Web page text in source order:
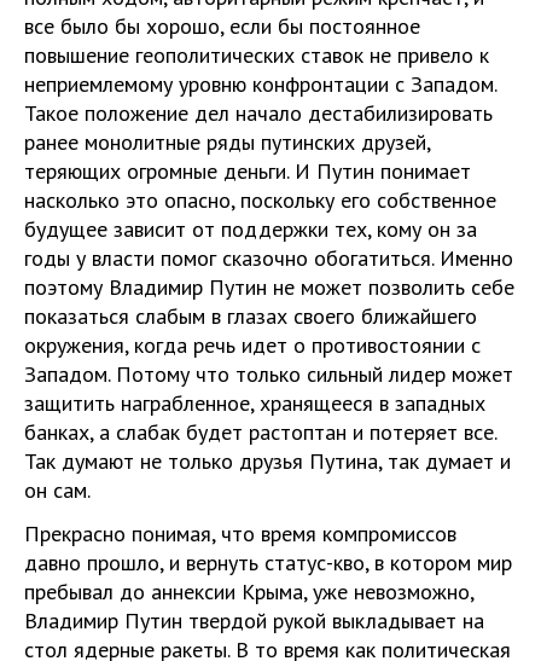
все было бы хорошо, если бы постоянное
повышение геополитических ставок не привело к
неприемлемому уровню конфронтации с Западом.
Такое положение дел начало дестабилизировать
ранее монолитные ряды путинских друзей,
теряющих огромные деньги. И Путин понимает
насколько это опасно, поскольку его собственное
будущее зависит от поддержки тех, кому он за
годы у власти помог сказочно обогатиться. Именно
поэтому Владимир Путин не может позволить себе
показаться слабым в глазах своего ближайшего
окружения, когда речь идет о противостоянии с
Западом. Потому что только сильный лидер может
защитить награбленное, хранящееся в западных
банках, а слабак будет растоптан и потеряет все.
Так думают не только друзья Путина, так думает и
он сам.
Прекрасно понимая, что время компромиссов
давно прошло, и вернуть статус-кво, в котором мир
пребывал до аннексии Крыма, уже невозможно,
Владимир Путин твердой рукой выкладывает на
стол ядерные ракеты. В то время как политическая